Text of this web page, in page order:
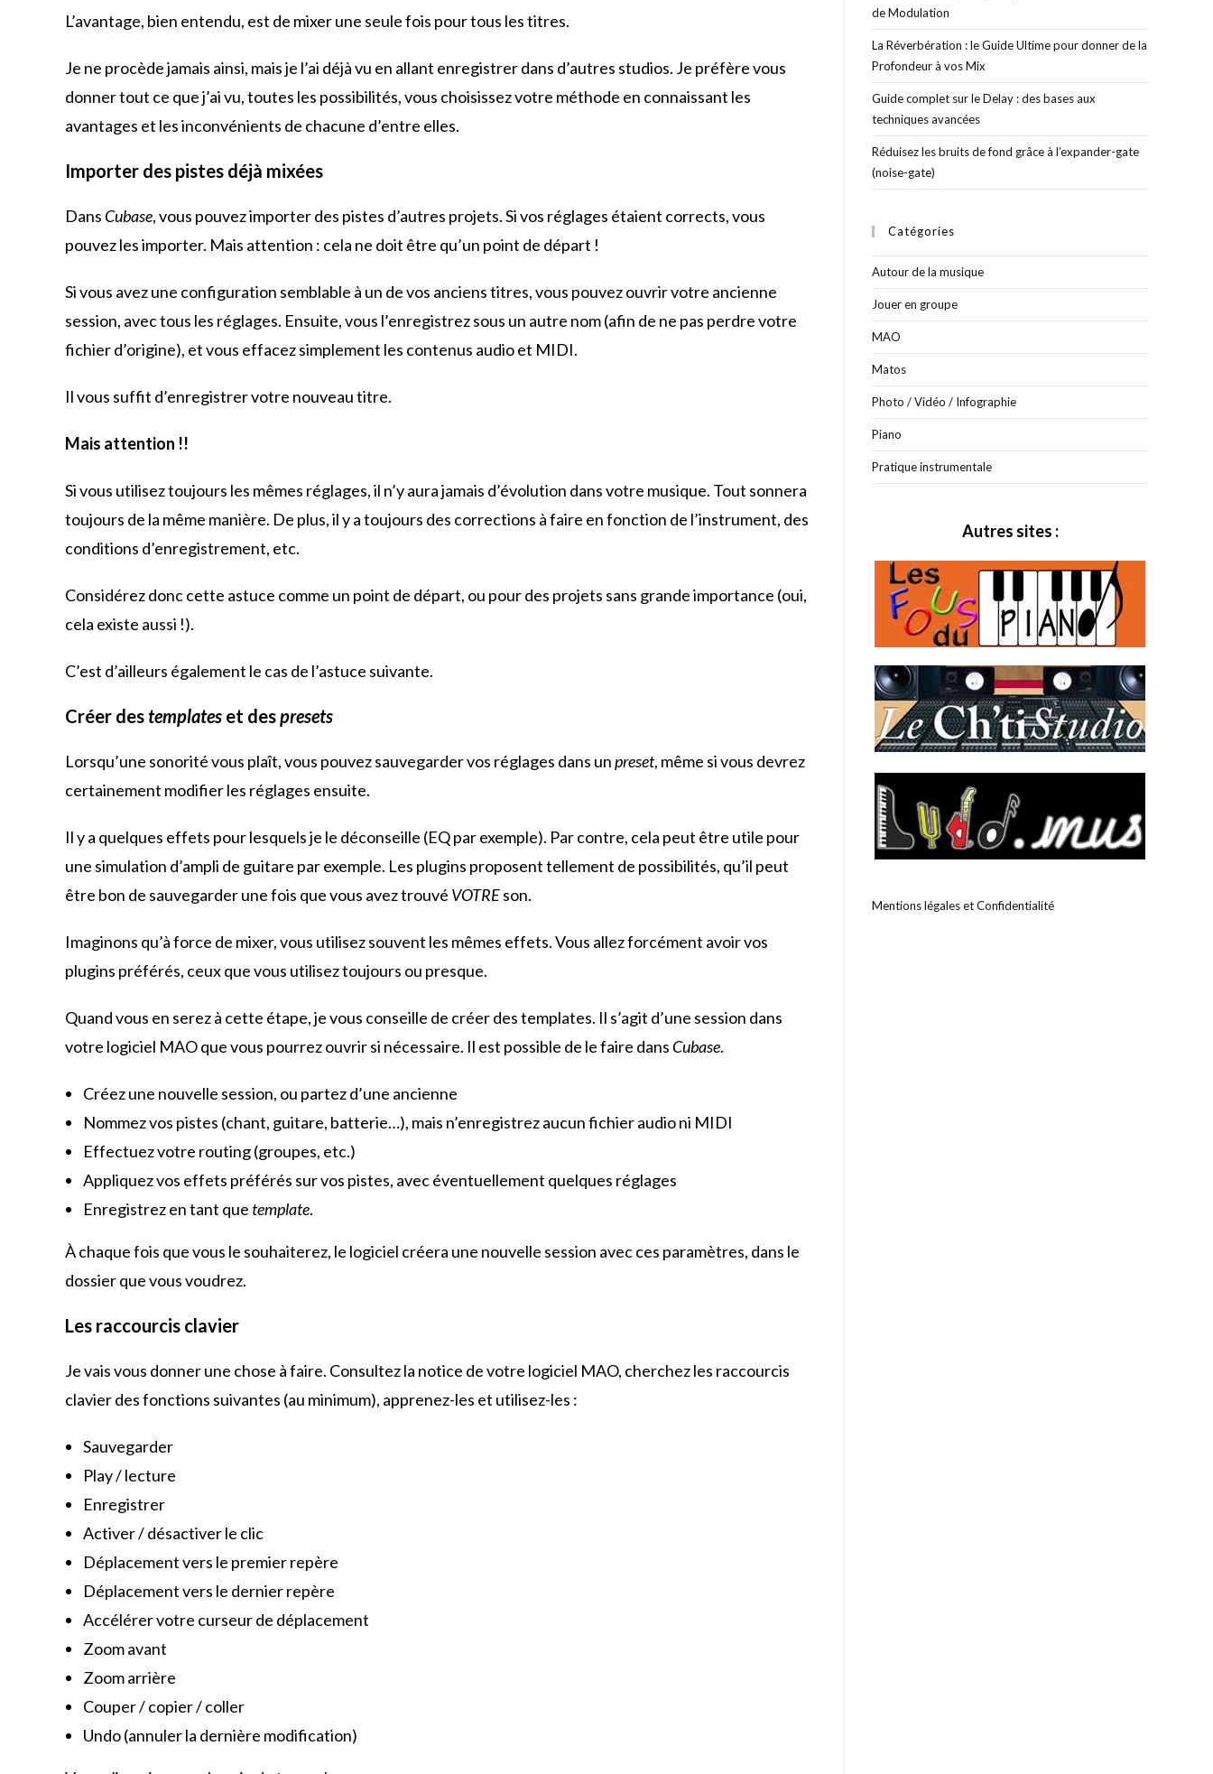
L’avantage, bien entendu, est de mixer une seule fois pour tous les titres.
Je ne procède jamais ainsi, mais je l’ai déjà vu en allant enregistrer dans d’autres studios. Je préfère vous
donner tout ce que j’ai vu, toutes les possibilités, vous choisissez votre méthode en connaissant les
avantages et les inconvénients de chacune d’entre elles.
Importer des pistes déjà mixées
Dans Cubase, vous pouvez importer des pistes d’autres projets. Si vos réglages étaient corrects, vous
pouvez les importer. Mais attention : cela ne doit être qu’un point de départ !
Si vous avez une configuration semblable à un de vos anciens titres, vous pouvez ouvrir votre ancienne
session, avec tous les réglages. Ensuite, vous l’enregistrez sous un autre nom (afin de ne pas perdre votre
fichier d’origine), et vous effacez simplement les contenus audio et MIDI.
Il vous suffit d’enregistrer votre nouveau titre.
Mais attention !!
Si vous utilisez toujours les mêmes réglages, il n’y aura jamais d’évolution dans votre musique. Tout sonnera
toujours de la même manière. De plus, il y a toujours des corrections à faire en fonction de l’instrument, des
conditions d’enregistrement, etc.
Considérez donc cette astuce comme un point de départ, ou pour des projets sans grande importance (oui,
cela existe aussi !).
C’est d’ailleurs également le cas de l’astuce suivante.
Créer destemplates et despresets
Lorsqu’une sonorité vous plaît, vous pouvez sauvegarder vos réglages dans unpreset, même si vous devrez
certainement modifier les réglages ensuite.
Il y a quelques effets pour lesquels je le déconseille (EQ par exemple). Par contre, cela peut être utile pour
une simulation d’ampli de guitare par exemple. Les plugins proposent tellement de possibilités, qu’il peut
être bon de sauvegarder une fois que vous avez trouvé VOTREson.
Imaginons qu’à force de mixer, vous utilisez souvent les mêmes effets. Vous allez forcément avoir vos
plugins préférés, ceux que vous utilisez toujours ou presque.
Quand vous en serez à cette étape, je vous conseille de créer des templates. Il s’agit d’une session dans
votre logiciel MAO que vous pourrez ouvrir si nécessaire. Il est possible de le faire dans Cubase.
Créez une nouvelle session, ou partez d’une ancienne
Nommez vos pistes (chant, guitare, batterie…), mais n’enregistrez aucun fichier audio ni MIDI
Effectuez votre routing (groupes, etc.)
Appliquez vos effets préférés sur vos pistes, avec éventuellement quelques réglages
Enregistrez en tant que template.
À chaque fois que vous le souhaiterez, le logiciel créera une nouvelle session avec ces paramètres, dans le
dossier que vous voudrez.
Les raccourcis clavier
Je vais vous donner une chose à faire. Consultez la notice de votre logiciel MAO, cherchez les raccourcis
clavier des fonctions suivantes (au minimum), apprenez-les et utilisez-les :
Sauvegarder
Play / lecture
Enregistrer
Activer / désactiver le clic
Déplacement vers le premier repère
Déplacement vers le dernier repère
Accélérer votre curseur de déplacement
Zoom avant
Zoom arrière
Couper / copier / coller
Undo (annuler la dernière modification)
de Modulation
La Réverbération : le Guide Ultime pour donner de la
Profondeur à vos Mix
Guide complet sur le Delay : des bases aux
techniques avancées
Réduisez les bruits de fond grâce à l’expander-gate
(noise-gate)
Catégories
Autour de la musique
Jouer en groupe
MAO
Matos
Photo / Vidéo / Infographie
Piano
Pratique instrumentale
Autres sites :
Mentions légales et Confidentialité